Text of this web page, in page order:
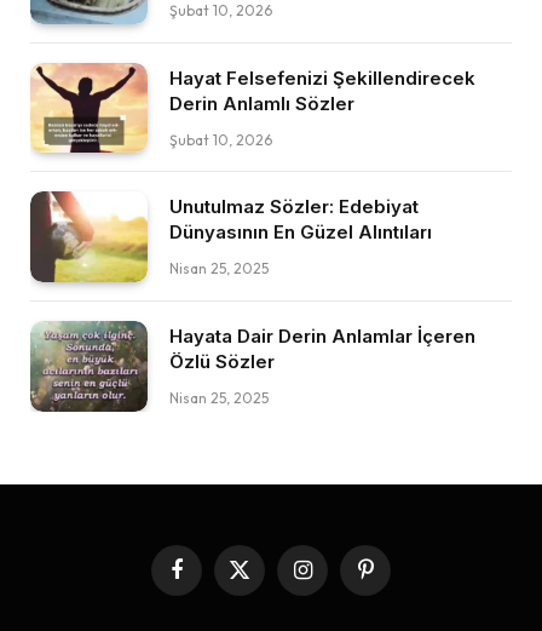
Şubat 10, 2026
Hayat Felsefenizi Şekillendirecek
Derin Anlamlı Sözler
Şubat 10, 2026
Unutulmaz Sözler: Edebiyat
Dünyasının En Güzel Alıntıları
Nisan 25, 2025
Hayata Dair Derin Anlamlar İçeren
Özlü Sözler
Nisan 25, 2025
Facebook
X
(Twitter)
InstagramPinterest